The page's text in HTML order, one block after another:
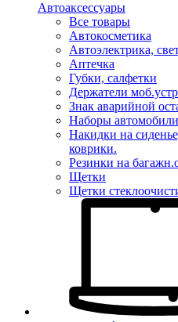
Автоаксессуары
Все товары
Автокосметика
Автоэлектрика,
Аптечка
Губки, салфетки
Держатели
Знак аварийной
Наборы
Накидки на
коврики.
Резинки на
Щетки
Щетки